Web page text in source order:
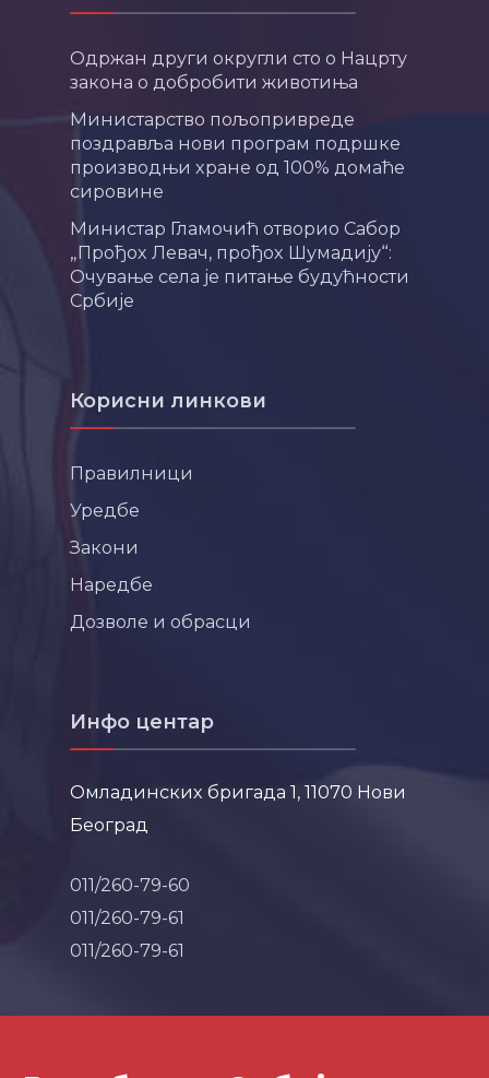
Одржан други округли сто о Нацрту
закона о добробити животиња
Министарство пољопривреде
поздравља нови програм подршке
производњи хране од 100% домаће
сировине
Министар Гламочић отворио Сабор
„Прођох Левач, прођох Шумадију“:
Очување села је питање будућности
Србије
Корисни линкови
Правилници
Уредбе
Закони
Наредбе
Дозволе и обрасци
Инфо центар
Омладинских бригада 1, 11070 Нови
Београд
011/260-79-60
011/260-79-61
011/260-79-61